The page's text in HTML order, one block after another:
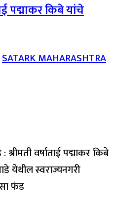
पद्माकर किबे यांचे
SATARK MAHARASHTRA
वर्षाताई पद्माकर किबे
येथील स्वराज्यनगरी
फंड